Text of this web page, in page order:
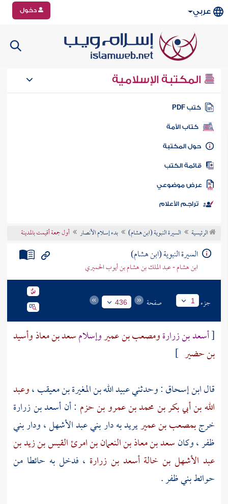
عربي دخول
المكتبة الإسلامية
كتب PDF
كتاب الأمة
المكتبة
الكتب
موضوعي
تراجم الأعلام
الرئيسية السيرة النبوية (ابن هشام) بدء إسلام الأنصار أول جمعة أقيمت بالمدينة
السيرة النبوية (ابن هشام)
ابن هشام - عبد الملك بن هشام بن أيوب الحميري
جزء 1 صفحة 436
[أسعد بن زرارةومصعب بن عميروإسلامسعد بن معاذوأسيد
بن حضير ]
قالابن إسحاق: وحدثنيعبيد الله بن المغيرة بن معيقب،وعبد
الله بن أبي بكر بن محمد بن عمرو بن حزم : أنأسعد بن زرارة
خرجبمصعب بن عميريريد به داربني عبد الأشهل، وداربني
ظفر، وكانسعد بن معاذ بن النعمان بن امرئ القيس بن زيد بن
عبد الأشهل بن خالة أسعد بن زرارة ، فدخل به حائطا من
حوائطبني ظفر.